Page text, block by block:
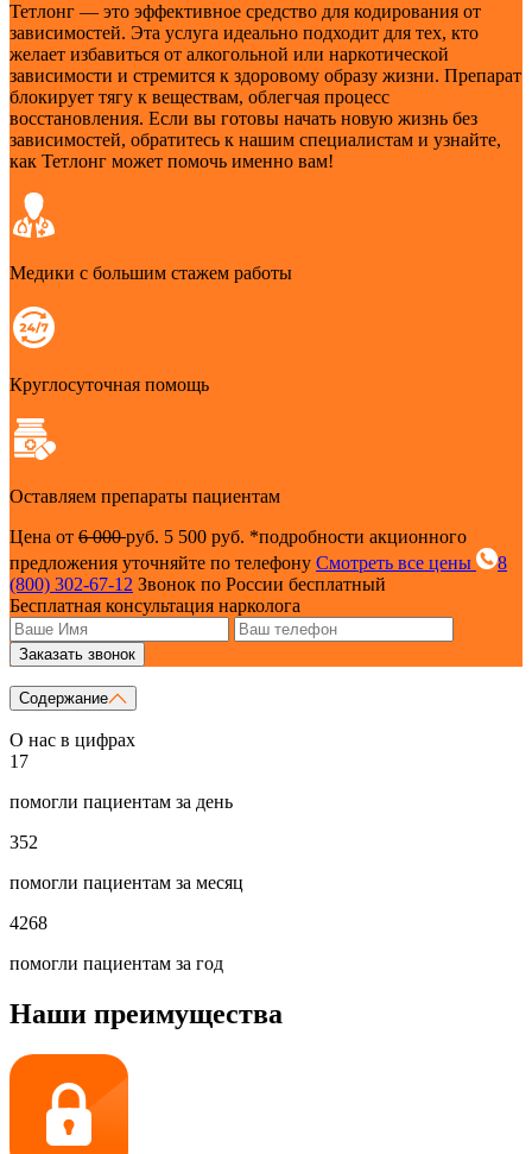
Тетлонг — это эффективное средство для кодирования от
зависимостей. Эта услуга идеально подходит для тех, кто
желает избавиться от алкогольной или наркотической
зависимости и стремится к здоровому образу жизни. Препарат
блокирует тягу к веществам, облегчая процесс
восстановления. Если вы готовы начать новую жизнь без
зависимостей, обратитесь к нашим специалистам и узнайте,
как Тетлонг может помочь именно вам!
Медики с большим стажем работы
Круглосуточная помощь
Оставляем препараты пациентам
Цена от 6 000руб. 5 500 руб. *подробности акционного
предложения уточняйте по телефону Смотреть все цены
8
(800) 302-67-12 Звонок по России бесплатный
Бесплатная консультация нарколога
Заказать звонок
Содержание
О нас в цифрах
17
помогли пациентам за день
352
помогли пациентам за месяц
4268
помогли пациентам за год
Наши преимущества